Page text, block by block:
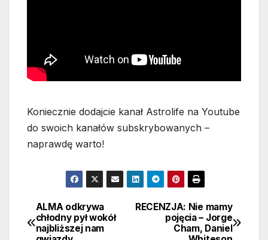
Koniecznie dodajcie kanał Astrolife na Youtube
do swoich kanałów subskrybowanych –
naprawdę warto!
Nawigacja
RECENZJA: Nie mamy
pojęcia – Jorge
Cham, Daniel
ALMA odkrywa
chłodny pył wokół
najbliższej nam